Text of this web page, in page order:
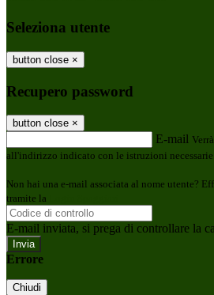
Seleziona utente
button close ×
Recupero password
button close ×
E-mail
all'indirizzo indicato con le istruzioni necessarie.
Non hai una e-mail associata al nome utente?
tramite la
E-mail inviata, si prega di controllare la
Errore
Chiudi